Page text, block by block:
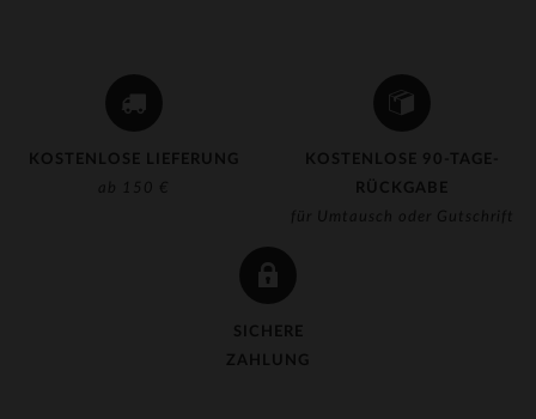
KOSTENLOSE LIEFERUNG
ab 150 €
KOSTENLOSE 90-TAGE-
RÜCKGABE
für Umtausch oder Gutschrift
SICHERE
ZAHLUNG